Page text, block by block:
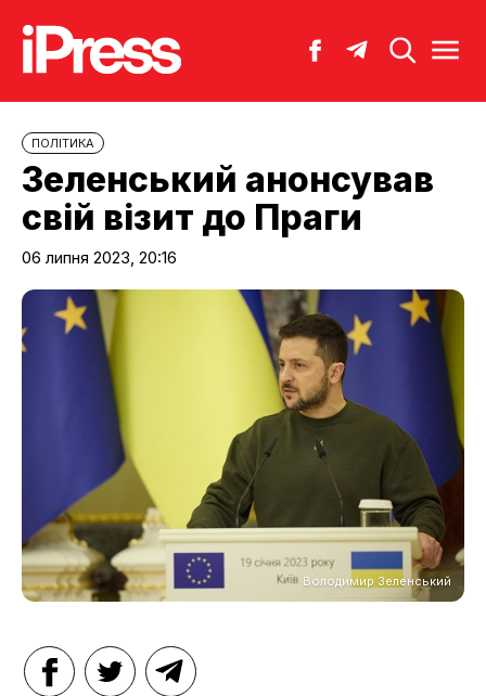
ПОЛІТИКА
Зеленський анонсував
свій візит до Праги
06 липня 2023, 20:16
Володимир Зеленський